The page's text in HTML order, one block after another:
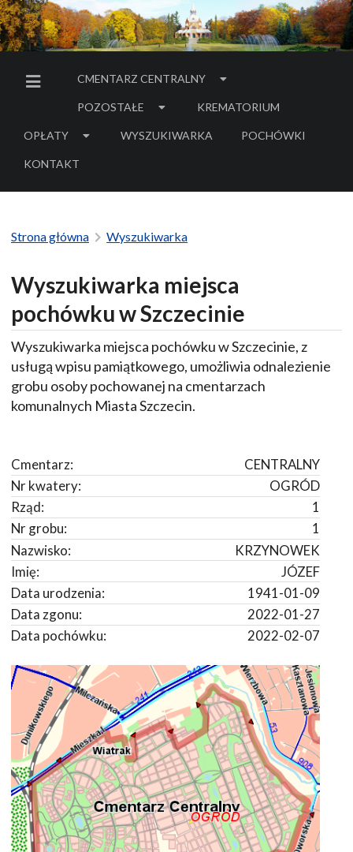
MENU BOCZNE
CMENTARZ CENTRALNY
POZOSTAŁE KREMATORIUM
OPŁATY WYSZUKIWARKA POCHÓWKI
- LINK DO SERWISU
KONTAKT
Strona główna Wyszukiwarka
Wyszukiwarka miejsca
pochówku w Szczecinie
Wyszukiwarka miejsca pochówku w Szczecinie, z
usługą wpisu pamiątkowego, umożliwia odnalezienie
grobu osoby pochowanej na cmentarzach
komunalnych Miasta Szczecin.
CENTRALNY
Cmentarz:
OGRÓD
Nr kwatery:
1
Rząd:
1
Nr grobu:
KRZYNOWEK
Nazwisko:
JÓZEF
Imię:
1941-01-09
Data urodzenia:
2022-01-27
Data zgonu:
2022-02-07
Data pochówku: